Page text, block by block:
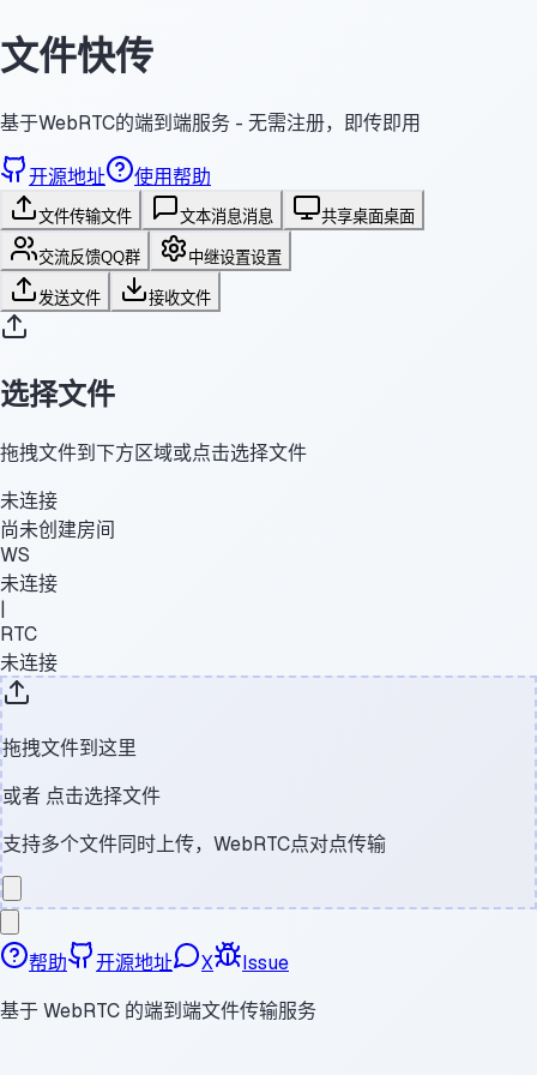
文件快传
基于WebRTC的端到端服务 - 无需注册，即传即用
开源地址 使用帮助
文件传输文件 文本消息消息 共享桌面桌面
交流反馈QQ群 中继设置设置
发送文件 接收文件
选择文件
拖拽文件到下方区域或点击选择文件
未连接
尚未创建房间
WS
未连接
|
RTC
未连接
拖拽文件到这里
或者 点击选择文件
支持多个文件同时上传，WebRTC点对点传输
帮助 开源地址 X
Issue
基于 WebRTC 的端到端文件传输服务